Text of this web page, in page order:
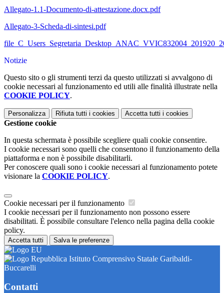
Allegato-1.1-Documento-di-attestazione.docx.pdf
Allegato-3-Scheda-di-sintesi.pdf
Notizie
Questo sito o gli strumenti terzi da questo utilizzati si avvalgono di
cookie necessari al funzionamento ed utili alle finalità illustrate nella
COOKIE POLICY.
Personalizza Rifiuta tutti i cookies Accetta tutti i cookies
Gestione cookie
In questa schermata è possibile scegliere quali cookie consentire.
I cookie necessari sono quelli che consentono il funzionamento della
piattaforma e non è possibile disabilitarli.
Per conoscere quali sono i cookie necessari al funzionamento potete
visionare la COOKIE POLICY.
Cookie necessari per il funzionamento
I cookie necessari per il funzionamento non possono essere
disabilitati. È possibile consultare l'elenco nella pagina della cookie
policy.
Accetta tutti Salva le preferenze
Istituto Comprensivo Statale Garibaldi-
Buccarelli
Contatti